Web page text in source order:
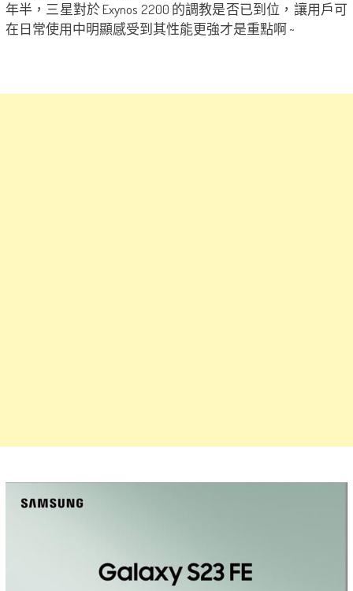
年半，三星對於 Exynos 2200 的調教是否已到位，讓用戶可
在日常使用中明顯感受到其性能更強才是重點啊 ~